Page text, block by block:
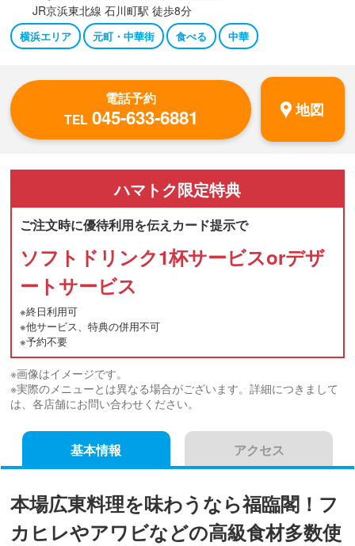
JR京浜東北線 石川町駅 徒歩8分
横浜エリア 元町・中華街 食べる 中華
電話予約
TEL 045-633-6881 地図
ハマトク限定特典
ご注文時に優待利用を伝えカード提示で
ソフトドリンク1杯サービスorデザ
ートサービス
※終日利用可
※他サービス、特典の併用不可
※予約不要
※画像はイメージです。
※実際のメニューとは異なる場合がございます。詳細につきまして
は、各店舗にお問い合わせください。
基本情報 アクセス
本場広東料理を味わうなら福臨閣！フ
カヒレやアワビなどの高級食材多数使